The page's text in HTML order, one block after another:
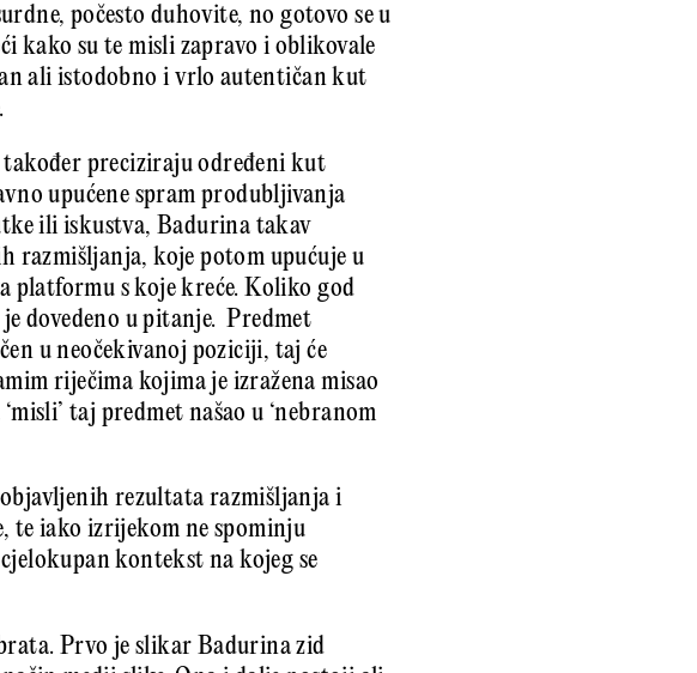
počesto duhovite, no gotovo se u
kako su te misli zapravo i oblikovale
ali istodobno i vrlo autentičan kut
preciziraju određeni kut
upućene spram produbljivanja
ili iskustva, Badurina takav
razmišljanja, koje potom upućuje u
platformu s koje kreće. Koliko god
dovedeno u pitanje. Predmet
u neočekivanoj poziciji, taj će
riječima kojima je izražena misao
taj predmet našao u ‘nebranom
rezultata razmišljanja i
te iako izrijekom ne spominju
kontekst na kojeg se
Prvo je slikar Badurina zid